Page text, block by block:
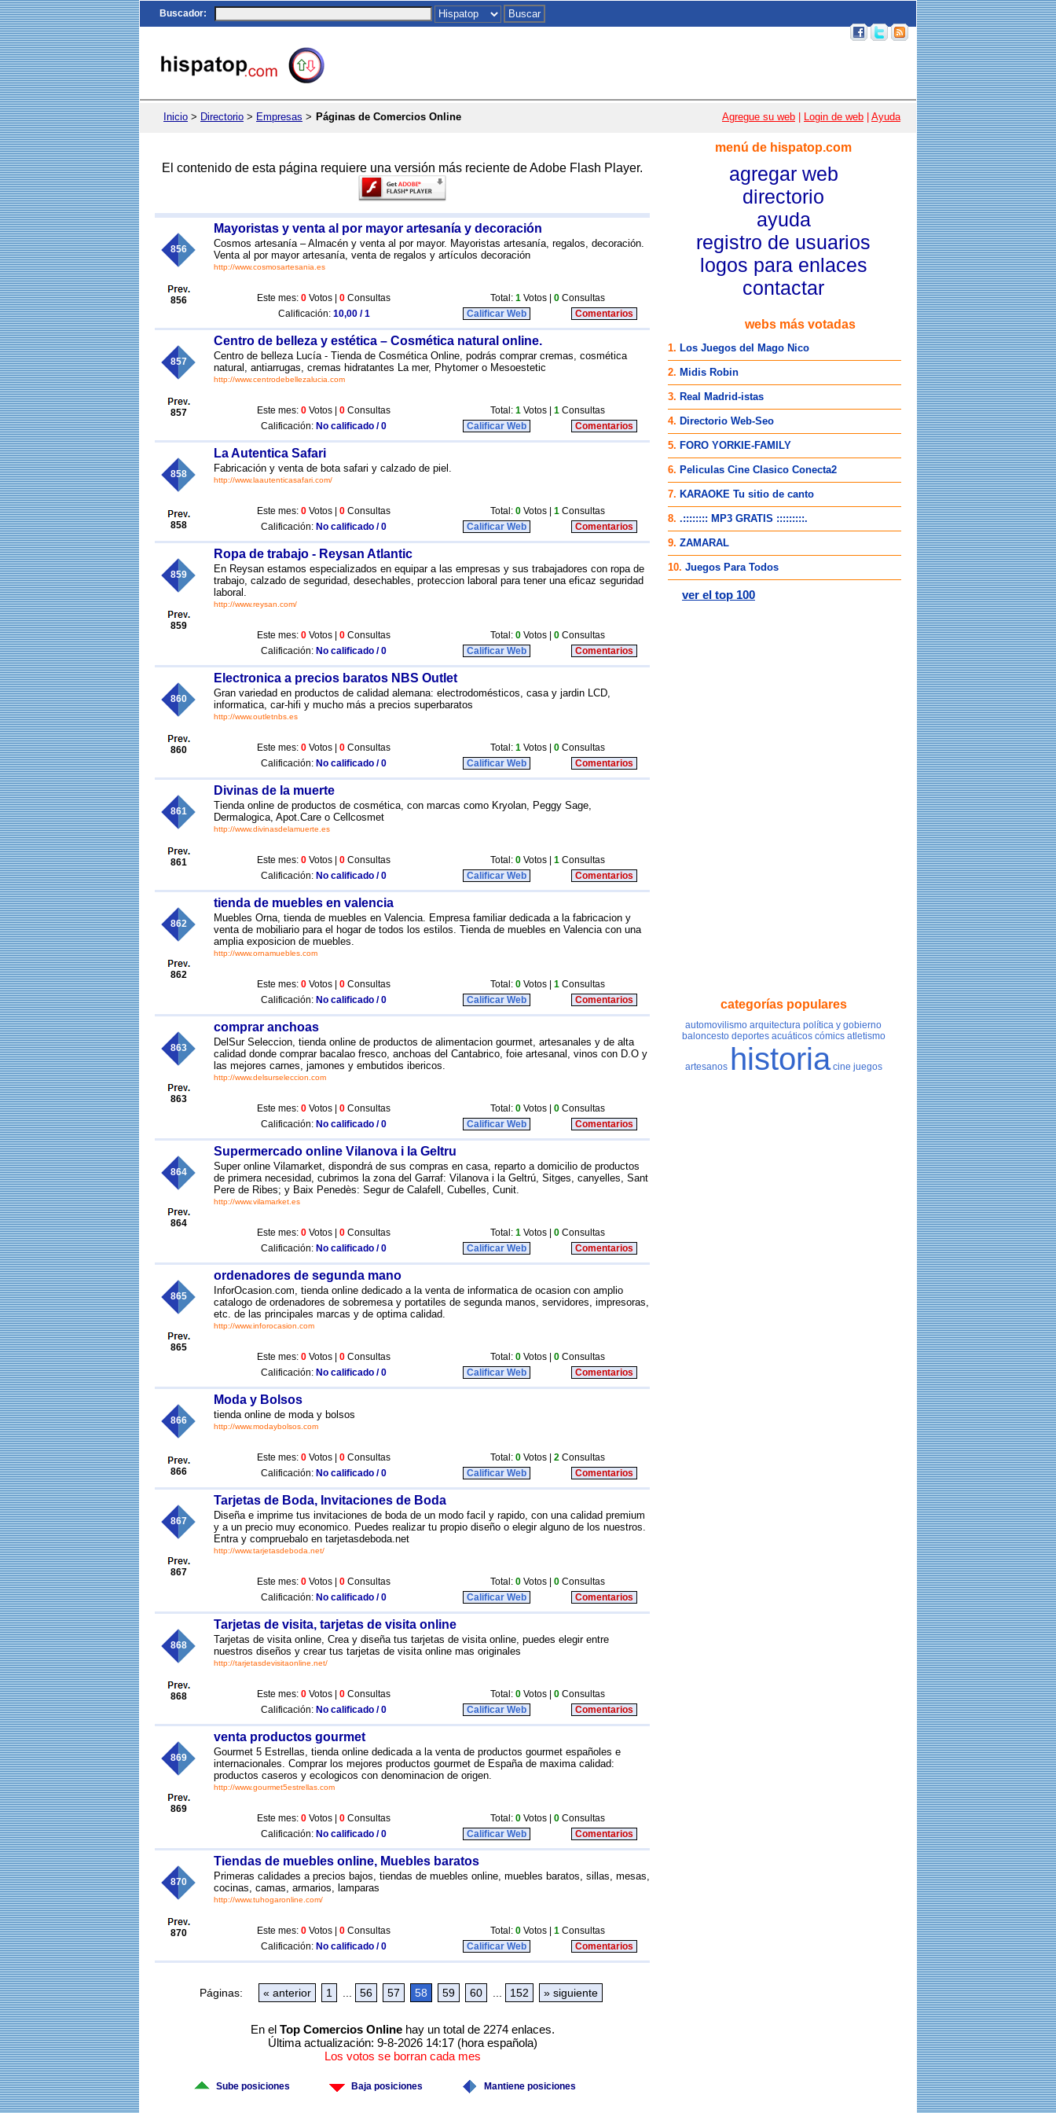
Buscador:
Inicio > Directorio > Empresas > Páginas de Comercios Online Agregue su web Login de web Ayuda
El contenido de esta página requiere una versión más reciente de Adobe Flash Player.
856
856
Mayoristas y venta al por mayor artesanía y decoración
Cosmos artesanía – Almacén y venta al por mayor. Mayoristas artesanía, regalos, decoración.
Venta al por mayor artesanía, venta de regalos y artículos decoración
http://www.cosmosartesania.es
Este mes: 0 Votos | 0 Consultas Total: 1 Votos | 0 Consultas
Calificación: 10,00 / 1 Calificar Web Comentarios
857
857
Centro de belleza y estética – Cosmética natural online.
Centro de belleza Lucía - Tienda de Cosmética Online, podrás comprar cremas, cosmética
natural, antiarrugas, cremas hidratantes La mer, Phytomer o Mesoestetic
http://www.centrodebellezalucia.com
Este mes: 0 Votos | 0 Consultas Total: 1 Votos | 1 Consultas
Calificación: No calificado / 0 Calificar Web Comentarios
858
858
La Autentica Safari
Fabricación y venta de bota safari y calzado de piel.
http://www.laautenticasafari.com/
Este mes: 0 Votos | 0 Consultas Total: 0 Votos | 1 Consultas
Calificación: No calificado / 0 Calificar Web Comentarios
859
859
Ropa de trabajo - Reysan Atlantic
En Reysan estamos especializados en equipar a las empresas y sus trabajadores con ropa de
trabajo, calzado de seguridad, desechables, proteccion laboral para tener una eficaz seguridad
laboral.
http://www.reysan.com/
Este mes: 0 Votos | 0 Consultas Total: 0 Votos | 0 Consultas
Calificación: No calificado / 0 Calificar Web Comentarios
860
860
Electronica a precios baratos NBS Outlet
Gran variedad en productos de calidad alemana: electrodomésticos, casa y jardin LCD,
informatica, car-hifi y mucho más a precios superbaratos
http://www.outletnbs.es
Este mes: 0 Votos | 0 Consultas Total: 1 Votos | 0 Consultas
Calificación: No calificado / 0 Calificar Web Comentarios
861
861
Divinas de la muerte
Tienda online de productos de cosmética, con marcas como Kryolan, Peggy Sage,
Dermalogica, Apot.Care o Cellcosmet
http://www.divinasdelamuerte.es
Este mes: 0 Votos | 0 Consultas Total: 0 Votos | 1 Consultas
Calificación: No calificado / 0 Calificar Web Comentarios
862
862
tienda de muebles en valencia
Muebles Orna, tienda de muebles en Valencia. Empresa familiar dedicada a la fabricacion y
venta de mobiliario para el hogar de todos los estilos. Tienda de muebles en Valencia con una
amplia exposicion de muebles.
http://www.ornamuebles.com
Este mes: 0 Votos | 0 Consultas Total: 0 Votos | 1 Consultas
Calificación: No calificado / 0 Calificar Web Comentarios
863
863
comprar anchoas
DelSur Seleccion, tienda online de productos de alimentacion gourmet, artesanales y de alta
calidad donde comprar bacalao fresco, anchoas del Cantabrico, foie artesanal, vinos con D.O y
las mejores carnes, jamones y embutidos ibericos.
http://www.delsurseleccion.com
Este mes: 0 Votos | 0 Consultas Total: 0 Votos | 0 Consultas
Calificación: No calificado / 0 Calificar Web Comentarios
864
864
Supermercado online Vilanova i la Geltru
Super online Vilamarket, dispondrá de sus compras en casa, reparto a domicilio de productos
de primera necesidad, cubrimos la zona del Garraf: Vilanova i la Geltrú, Sitges, canyelles, Sant
Pere de Ribes; y Baix Penedès: Segur de Calafell, Cubelles, Cunit.
http://www.vilamarket.es
Este mes: 0 Votos | 0 Consultas Total: 1 Votos | 0 Consultas
Calificación: No calificado / 0 Calificar Web Comentarios
865
865
ordenadores de segunda mano
InforOcasion.com, tienda online dedicado a la venta de informatica de ocasion con amplio
catalogo de ordenadores de sobremesa y portatiles de segunda manos, servidores, impresoras,
etc. de las principales marcas y de optima calidad.
http://www.inforocasion.com
Este mes: 0 Votos | 0 Consultas Total: 0 Votos | 0 Consultas
Calificación: No calificado / 0 Calificar Web Comentarios
866
866
Moda y Bolsos
tienda online de moda y bolsos
http://www.modaybolsos.com
Este mes: 0 Votos | 0 Consultas Total: 0 Votos | 2 Consultas
Calificación: No calificado / 0 Calificar Web Comentarios
867
867
Tarjetas de Boda, Invitaciones de Boda
Diseña e imprime tus invitaciones de boda de un modo facil y rapido, con una calidad premium
y a un precio muy economico. Puedes realizar tu propio diseño o elegir alguno de los nuestros.
Entra y compruebalo en tarjetasdeboda.net
http://www.tarjetasdeboda.net/
Este mes: 0 Votos | 0 Consultas Total: 0 Votos | 0 Consultas
Calificación: No calificado / 0 Calificar Web Comentarios
868
868
Tarjetas de visita, tarjetas de visita online
Tarjetas de visita online, Crea y diseña tus tarjetas de visita online, puedes elegir entre
nuestros diseños y crear tus tarjetas de visita online mas originales
http://tarjetasdevisitaonline.net/
Este mes: 0 Votos | 0 Consultas Total: 0 Votos | 0 Consultas
Calificación: No calificado / 0 Calificar Web Comentarios
869
869
venta productos gourmet
Gourmet 5 Estrellas, tienda online dedicada a la venta de productos gourmet españoles e
internacionales. Comprar los mejores productos gourmet de España de maxima calidad:
productos caseros y ecologicos con denominacion de origen.
http://www.gourmet5estrellas.com
Este mes: 0 Votos | 0 Consultas Total: 0 Votos | 0 Consultas
Calificación: No calificado / 0 Calificar Web Comentarios
870
870
Tiendas de muebles online, Muebles baratos
Primeras calidades a precios bajos, tiendas de muebles online, muebles baratos, sillas, mesas,
cocinas, camas, armarios, lamparas
http://www.tuhogaronline.com/
Este mes: 0 Votos | 0 Consultas Total: 0 Votos | 1 Consultas
Calificación: No calificado / 0 Calificar Web Comentarios
Páginas: « anterior 1 56 57 58 59 60 152 » siguiente
En el Top Comercios Onlinehay un total de 2274 enlaces.
Última actualización: 9-8-2026 14:17 (hora española)
Los votos se borran cada mes
Sube posiciones Baja posiciones Mantiene posiciones